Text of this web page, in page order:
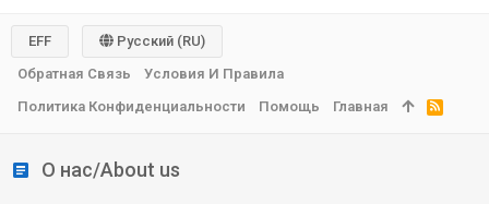
О нас/About us
EFF
Русский (RU)
Обратная Связь
Условия И Правила
Политика Конфиденциальности
Помощь Главная
R
S